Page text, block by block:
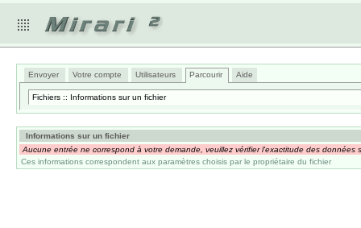
Envoyer Votre compte Utilisateurs Parcourir Aide
Fichiers :: Informations sur un fichier
Informations sur un fichier
Aucune entrée ne correspond à votre demande, veuillez vérifier l'exactitude des données
Ces informations correspondent aux paramètres choisis par le propriétaire du fichier